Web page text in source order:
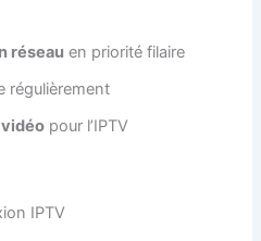
réseau en priorité filaire
régulièrement
pour l’IPTV
IPTV